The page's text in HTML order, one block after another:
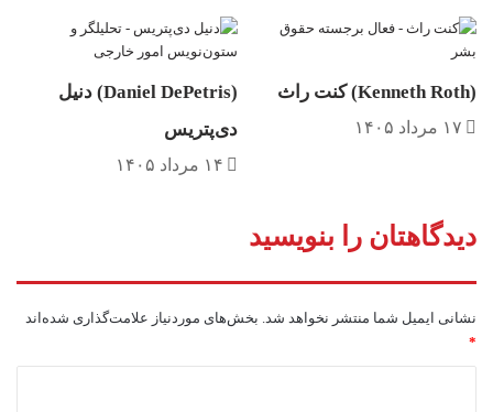
(Kenneth Roth) کنت راث
۱۷ مرداد ۱۴۰۵
(Daniel DePetris) دنیل
دی‌پتریس
۱۴ مرداد ۱۴۰۵
دیدگاهتان را بنویسید
نشانی ایمیل شما منتشر نخواهد شد. بخش‌های موردنیاز علامت‌گذاری شده‌اند
*